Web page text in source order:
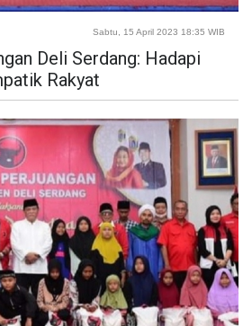
Sabtu, 15 April 2023 18:35 WIB
Deli Serdang: Hadapi
Rakyat